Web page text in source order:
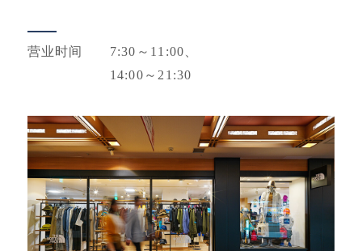
营业时间
7:30～11:00、
14:00～21:30